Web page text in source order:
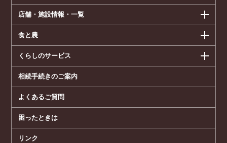
店舗・施設情報・一覧
食と農
くらしのサービス
相続手続きのご案内
よくあるご質問
困ったときは
リンク